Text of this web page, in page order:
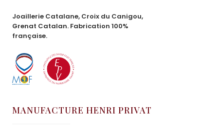
Joaillerie Catalane, Croix du Canigou,
Grenat Catalan. Fabrication 100%
française.
MANUFACTURE HENRI PRIVAT